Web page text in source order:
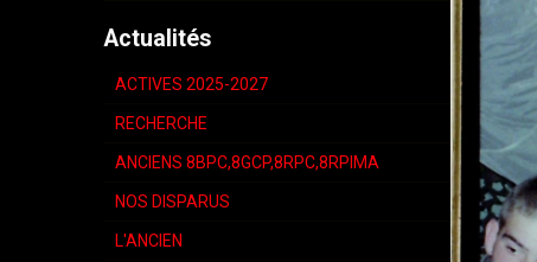
Actualités
ACTIVES 2025-2027
RECHERCHE
ANCIENS 8BPC,8GCP,8RPC,8RPIMA
NOS DISPARUS
L'ANCIEN